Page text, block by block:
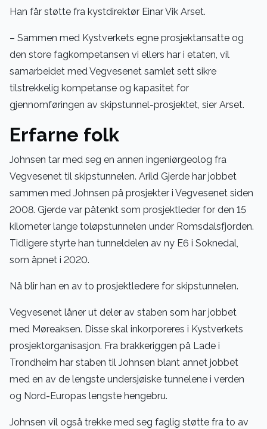
Han får støtte fra kystdirektør Einar Vik Arset.
– Sammen med Kystverkets egne prosjektansatte og
den store fagkompetansen vi ellers har i etaten, vil
samarbeidet med Vegvesenet samlet sett sikre
tilstrekkelig kompetanse og kapasitet for
gjennomføringen av skipstunnel-prosjektet, sier Arset.
Erfarne folk
Johnsen tar med seg en annen ingeniørgeolog fra
Vegvesenet til skipstunnelen. Arild Gjerde har jobbet
sammen med Johnsen på prosjekter i Vegvesenet siden
2008. Gjerde var påtenkt som prosjektleder for den 15
kilometer lange toløpstunnelen under Romsdalsfjorden.
Tidligere styrte han tunneldelen av ny E6 i Soknedal,
som åpnet i 2020.
Nå blir han en av to prosjektledere for skipstunnelen.
Vegvesenet låner ut deler av staben som har jobbet
med Møreaksen. Disse skal inkorporeres i Kystverkets
prosjektorganisasjon. Fra brakkeriggen på Lade i
Trondheim har staben til Johnsen blant annet jobbet
med en av de lengste undersjøiske tunnelene i verden
og Nord-Europas lengste hengebru.
Johnsen vil også trekke med seg faglig støtte fra to av